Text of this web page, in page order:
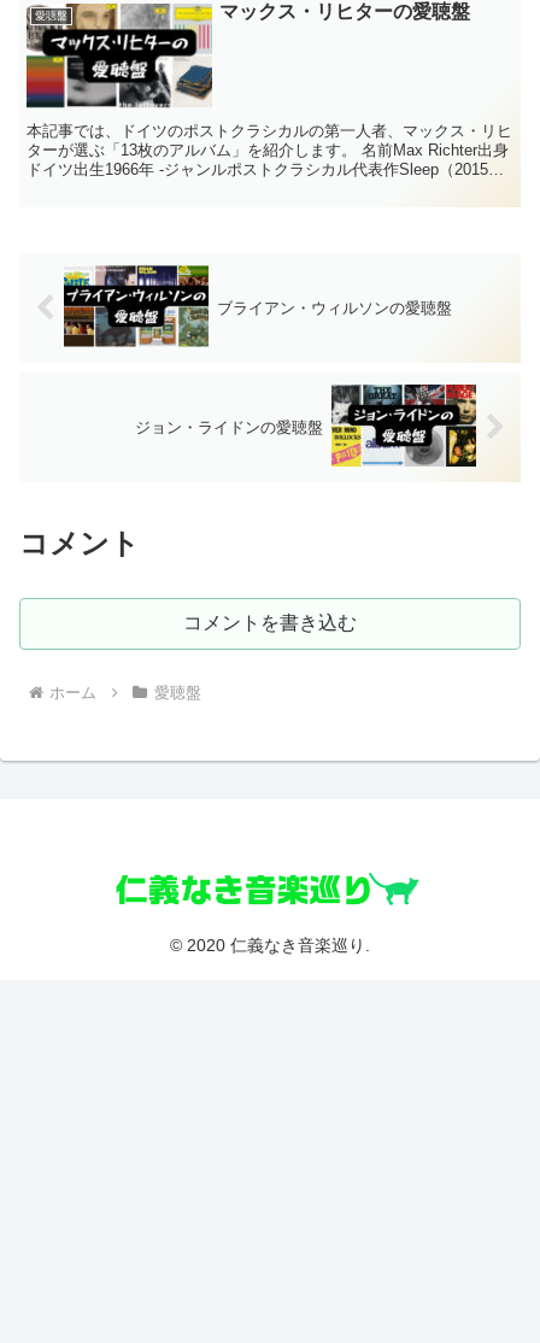
愛聴盤 マックス・リヒターの愛聴盤
本記事では、ドイツのポストクラシカルの第一人者、マックス・リヒ
ターが選ぶ「13枚のアルバム」を紹介します。 名前Max Richter出身
ドイツ出生1966年 -ジャンルポストクラシカル代表作Sleep（2015
ブライアン・ウィルソンの愛聴盤
ジョン・ライドンの愛聴盤
コメント
コメントを書き込む
ホーム 愛聴盤
© 2020 仁義なき音楽巡り.